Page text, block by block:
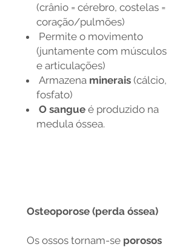
(crânio = cérebro, costelas =
coração/pulmões)
Permite o movimento
(juntamente com músculos
e articulações)
Armazena minerais (cálcio,
fosfato)
O sangue é produzido na
medula óssea.
Osteoporose (perda óssea)
Os ossos tornam-se porosos